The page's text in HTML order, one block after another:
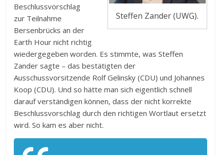
Steffen Zander (UWG).
Beschlussvorschlag
zur Teilnahme
Bersenbrücks an der
Earth Hour nicht richtig
wiedergegeben worden. Es stimmte, was Steffen
Zander sagte – das bestätigten der
Ausschussvorsitzende Rolf Gelinsky (CDU) und Johannes
Koop (CDU). Und so hätte man sich eigentlich schnell
darauf verständigen können, dass der nicht korrekte
Beschlussvorschlag durch den richtigen Wortlaut ersetzt
wird. So kam es aber nicht.